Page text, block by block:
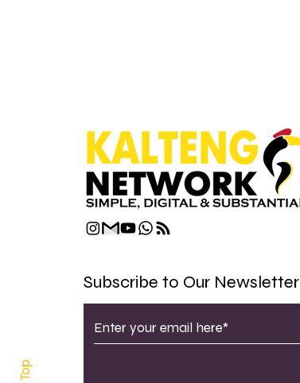
Subscribe to Our Newsletter